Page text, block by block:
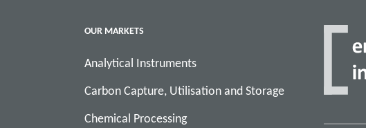
OUR MARKETS
Analytical Instruments
Carbon Capture, Utilisation and Storage
Chemical Processing